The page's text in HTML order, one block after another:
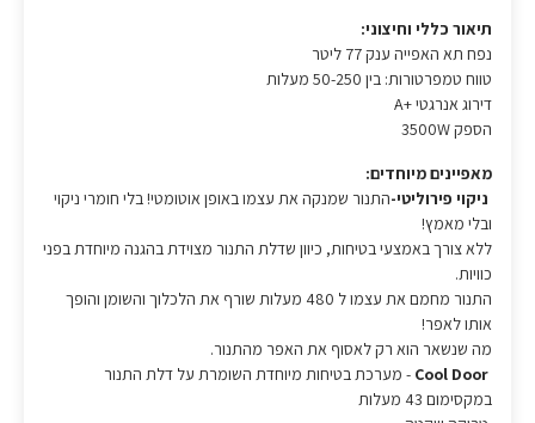
תיאור כללי וחיצוני:
נפח תא האפייה ענק 77 ליטר
טווח טמפרטורות: בין 50-250 מעלות
דירוג אנרגטי +A
הספק 3500W
מאפיינים מיוחדים:
ניקוי פירוליטי-התנור שמנקה את עצמו באופן אוטומטי! בלי חומרי ניקוי
ובלי מאמץ!
ללא צורך באמצעי בטיחות, כיוון שדלת התנור מצוידת בהגנה מיוחדת בפני
כוויות.
התנור מחמם את עצמו ל 480 מעלות שורף את הלכלוך והשומן והופך
אותו לאפר!
מה שנשאר הוא רק לאסוף את האפר מהתנור.
- מערכת בטיחות מיוחדת השומרת על דלת התנור
במקסימום 43 מעלות